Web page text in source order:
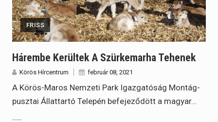
FRISS
Hárembe Kerültek A Szürkemarha Tehenek
Körös Hírcentrum február 08, 2021
A Körös-Maros Nemzeti Park Igazgatóság Montág-
pusztai Állattartó Telepén befejeződött a magyar…